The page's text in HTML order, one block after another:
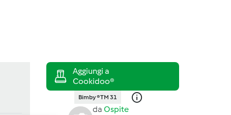
Bimby ® TM 31
da Ospite